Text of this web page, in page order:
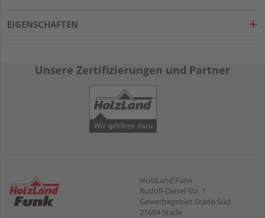
EIGENSCHAFTEN
Unsere Zertifizierungen und Partner
HolzLand Funk
Rudolf-Diesel-Str. 1
Gewerbegebiet Stade-Süd
21684 Stade